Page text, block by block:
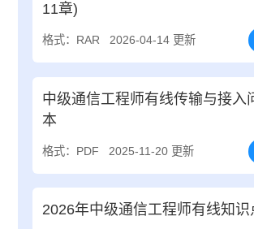
11章)
格式：RAR 2026-04-14 更新
中级通信工程师有线传输与接入
本
格式：PDF 2025-11-20 更新
2026年中级通信工程师有线知识